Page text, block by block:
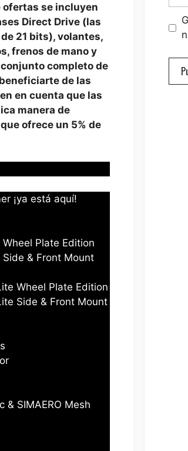
ofertas se incluyen
Direct Drive (las
21 bits), volantes,
frenos de mano y
completo de
de las
en cuenta que las
manera de
ofrece un 5% de
¡ya está aquí!
Plate Edition
& Front Mount
Wheel Plate Edition
Side & Front Mount
& SIMAERO Mesh